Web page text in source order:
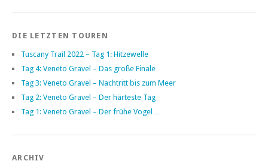
DIE LETZTEN TOUREN
Tuscany Trail 2022 – Tag 1: Hitzewelle
Tag 4: Veneto Gravel – Das große Finale
Tag 3: Veneto Gravel – Nachtritt bis zum Meer
Tag 2: Veneto Gravel – Der härteste Tag
Tag 1: Veneto Gravel – Der frühe Vogel…
ARCHIV